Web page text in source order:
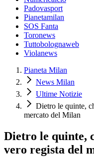
Padovasport
Pianetamilan
SOS Fanta
Toronews
Tuttobolognaweb
Violanews
Pianeta Milan
News Milan
Ultime Notizie
Dietro le quinte,
mercato del Milan
Dietro le quinte,
vero regista del